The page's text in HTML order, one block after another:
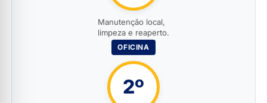
Manutenção local,
limpeza e reaperto.
OFICINA
2º